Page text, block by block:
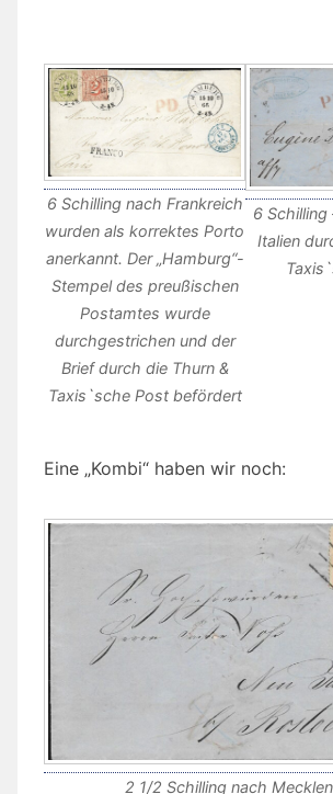
6 Schilling nach Frankreich
wurden als korrektes Porto
anerkannt. Der „Hamburg“-
Stempel des preußischen
Postamtes wurde
durchgestrichen und der
Brief durch die Thurn &
Taxis`sche Post befördert
6 Schilling
Italien
Eine „Kombi“ haben wir noch:
2 1/2 Schilling nach